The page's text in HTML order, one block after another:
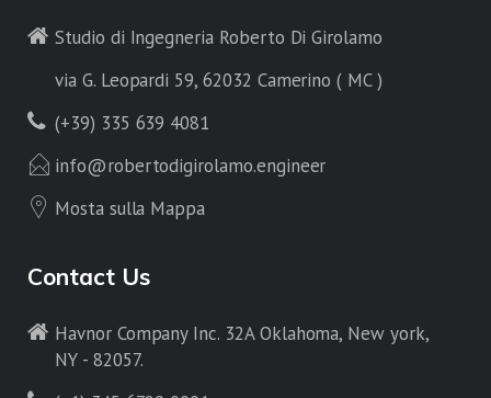
Studio di Ingegneria Roberto Di Girolamo
via G. Leopardi 59, 62032 Camerino ( MC )
(+39) 335 639 4081
info@robertodigirolamo.engineer
Mosta sulla Mappa
Contact Us
Havnor Company Inc. 32A Oklahoma, New york,
NY - 82057.